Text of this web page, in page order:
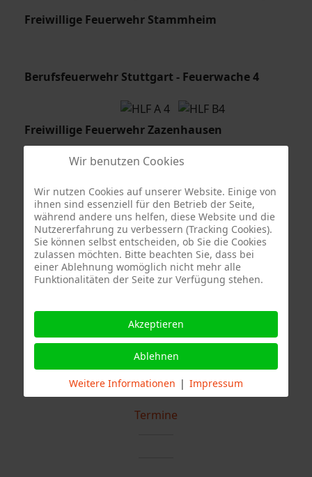
Freiwillige Feuerwehr Stammheim
Berufsfeuerwehr Stuttgart - Feuerwache 4
Freiwillige Feuerwehr Zazenhausen
Quelle Fotos:
Freiwillige Feuerwehr Stuttgart Abteilung Stammheim, Branddirektion
Stuttgart, Freiwillige Feuerwehr Stuttgart Abteilung Weilimdorf,
Freiwillige Feuerwehr Stuttgart Abteilung Zazenhausen
Termine
Wir benutzen Cookies
Wir nutzen Cookies auf unserer Website. Einige von
ihnen sind essenziell für den Betrieb der Seite,
während andere uns helfen, diese Website und die
Nutzererfahrung zu verbessern (Tracking Cookies).
Sie können selbst entscheiden, ob Sie die Cookies
zulassen möchten. Bitte beachten Sie, dass bei
einer Ablehnung womöglich nicht mehr alle
Funktionalitäten der Seite zur Verfügung stehen.
Akzeptieren
Ablehnen
Weitere Informationen | Impressum